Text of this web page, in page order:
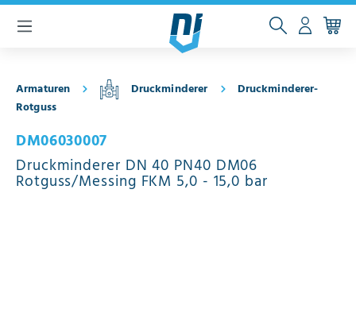
springen
Armaturen Druckminderer
Druckminderer-
Rotguss
DM06030007
Druckminderer DN 40 PN40 DM06
Rotguss/Messing FKM 5,0 - 15,0 bar